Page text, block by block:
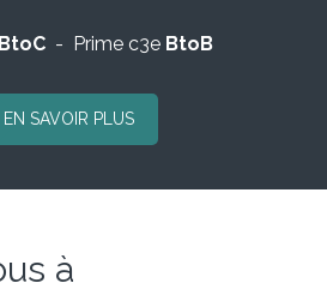
BtoC- Prime c3e BtoB
EN SAVOIR PLUS
à